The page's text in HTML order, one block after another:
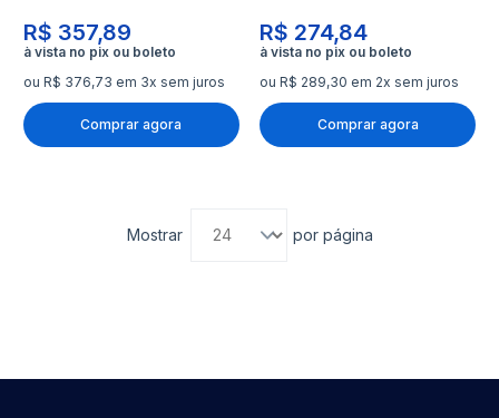
R$ 357,89
ou R$ 376,73 em 3x sem juros
Comprar agora
R$ 274,84
ou R$ 289,30 em 2x sem juros
Comprar agora
Mostrar por página